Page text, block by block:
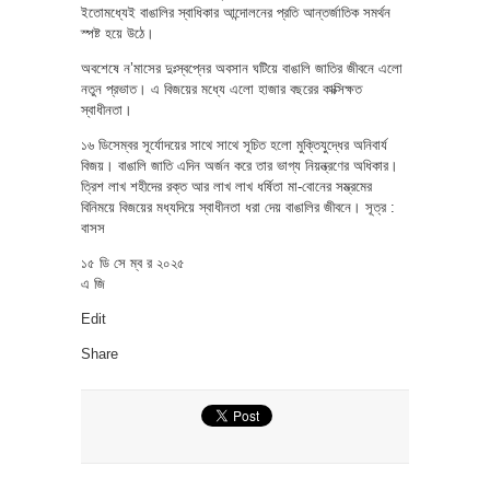
ইতোমধ্যেই বাঙালির স্বাধিকার আন্দোলনের প্রতি আন্তর্জাতিক সমর্থন
স্পষ্ট হয়ে উঠে।
অবশেষে ন’মাসের দুঃস্বপ্নের অবসান ঘটিয়ে বাঙালি জাতির জীবনে এলো
নতুন প্রভাত। এ বিজয়ের মধ্যে এলো হাজার বছরের কাক্সিক্ষত
স্বাধীনতা।
১৬ ডিসেম্বর সূর্যোদয়ের সাথে সাথে সূচিত হলো মুক্তিযুদ্ধের অনিবার্য
বিজয়। বাঙালি জাতি এদিন অর্জন করে তার ভাগ্য নিয়ন্ত্রণের অধিকার।
ত্রিশ লাখ শহীদের রক্ত আর লাখ লাখ ধর্ষিতা মা-বোনের সম্ভ্রমের
বিনিময়ে বিজয়ের মধ্যদিয়ে স্বাধীনতা ধরা দেয় বাঙালির জীবনে। সূত্র :
বাসস
১৫ ডি সে ম্ব র ২০২৫
এ জি
Edit
Share